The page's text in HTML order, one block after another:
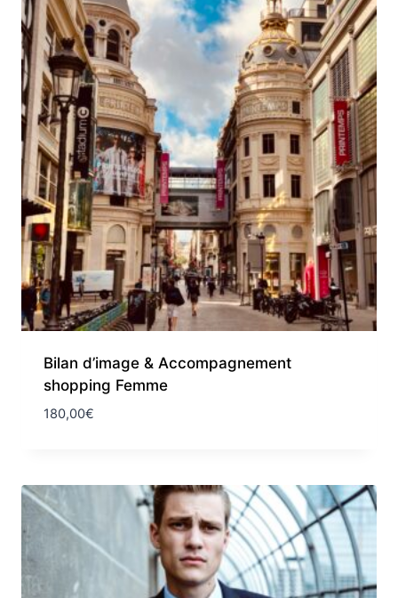
Bilan d’image & Accompagnement
shopping Femme
180,00€